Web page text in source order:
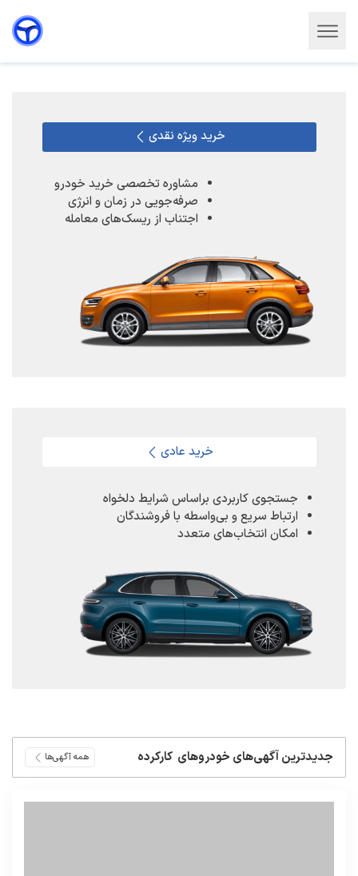
خرید ویژه نقدی
مشاوره تخصصی خرید خودرو
صرفه‌جویی در زمان و انرژی
اجتناب از ریسک‌های معامله
خرید عادی
جستجوی کاربردی براساس شرایط دلخواه
ارتباط سریع و بی‌واسطه با فروشندگان
امکان انتخاب‌های متعدد
جدیدترین آگهی‌های خودروهای کارکرده همه آگهی‌ها